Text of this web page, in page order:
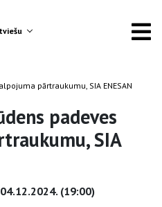
pārtraukumu, SIA ENESAN
padeves
SIA
(19:00)